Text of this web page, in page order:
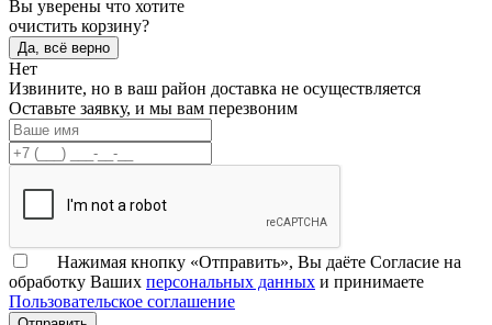
Вы уверены что хотите
очистить корзину?
Да, всё верно
Нет
Извините, но в ваш район доставка не осуществляется
Оставьте заявку, и мы вам перезвоним
Нажимая кнопку «Отправить», Вы даёте Согласие на
обработку Ваших персональных данных и принимаете
Пользовательское соглашение